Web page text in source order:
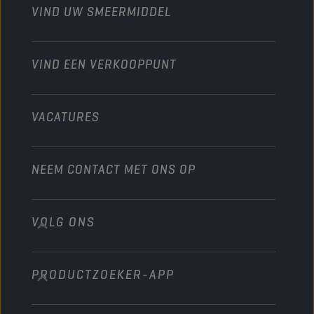
Moto’s & ATV
Industrie
Scheepvaart
Heavy-Duty
VIND UW SMEERMIDDEL
VIND EEN VERKOOPPUNT
VACATURES
NEEM CONTACT MET ONS OP
info@championlubes.com
+32 3 870 00 20
Georges Gilliotstraat, 52 2620 Hemiksem
VOLG ONS
PRODUCTZOEKER-APP